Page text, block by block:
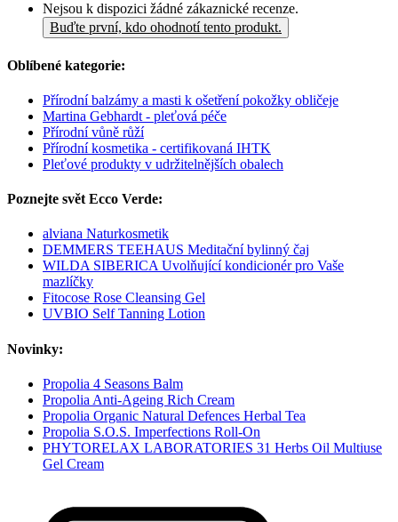
Nejsou k dispozici žádné zákaznické recenze.
Buďte první, kdo ohodnotí tento produkt.
Oblíbené kategorie:
Přírodní balzámy a masti k ošetření pokožky obličeje
Martina Gebhardt - pleťová péče
Přírodní vůně růží
Přírodní kosmetika - certifikovaná IHTK
Pleťové produkty v udržitelnějších obalech
Poznejte svět Ecco Verde:
alviana Naturkosmetik
DEMMERS TEEHAUS Meditační bylinný čaj
WILDA SIBERICA Uvolňující kondicionér pro Vaše
mazlíčky
Fitocose Rose Cleansing Gel
UVBIO Self Tanning Lotion
Novinky:
Propolia 4 Seasons Balm
Propolia Anti-Ageing Rich Cream
Propolia Organic Natural Defences Herbal Tea
Propolia S.O.S. Imperfections Roll-On
PHYTORELAX LABORATORIES 31 Herbs Oil Multiuse
Gel Cream